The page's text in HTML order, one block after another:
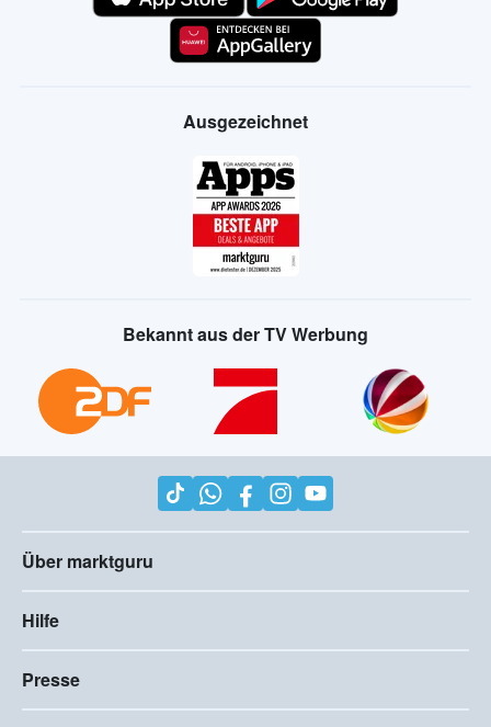
Ausgezeichnet
Bekannt aus der TV Werbung
Über marktguru
Hilfe
Presse